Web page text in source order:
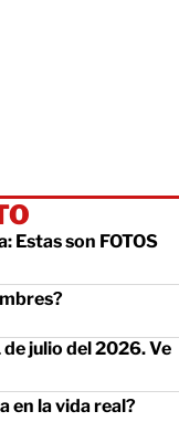
Estas son FOTOS
julio del 2026. Ve
en la vida real?